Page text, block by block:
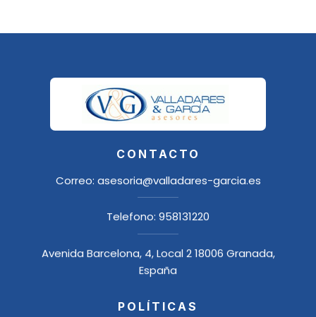
CONTACTO
Correo: asesoria@valladares-garcia.es
Telefono: 958131220
Avenida Barcelona, 4, Local 2 18006 Granada,
España
POLÍTICAS